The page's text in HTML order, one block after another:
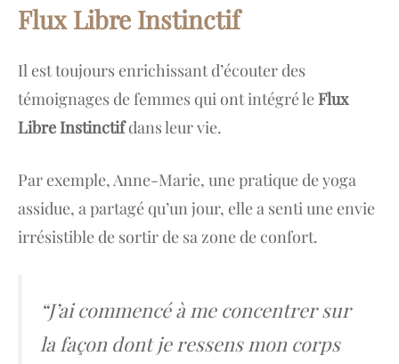
Flux Libre Instinctif
Il est toujours enrichissant d’écouter des
témoignages de femmes qui ont intégré leFlux
Libre Instinctifdans leur vie.
Par exemple, Anne-Marie, une pratique de yoga
assidue, a partagé qu’un jour, elle a senti une envie
irrésistible de sortir de sa zone de confort.
“J’ai commencé à me concentrer sur
la façon dont je ressens mon corps